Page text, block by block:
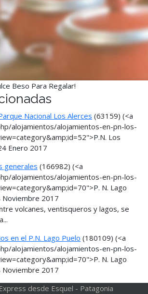
Beso Para Regalar!
Nacional Los Alerces (63159) (<a
alojamientos/alojamientos-en-pn-los-
Los
Enero 2017
generales (166982) (<a
alojamientos/alojamientos-en-pn-los-
N. Lago
Noviembre 2017
volcanes, ventisqueros y lagos, se
en el P.N. Lago Puelo (180109) (<a
alojamientos/alojamientos-en-pn-los-
N. Lago
Noviembre 2017
desde Esquel - Patagonia